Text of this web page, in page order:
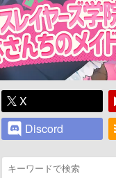
X
Discord